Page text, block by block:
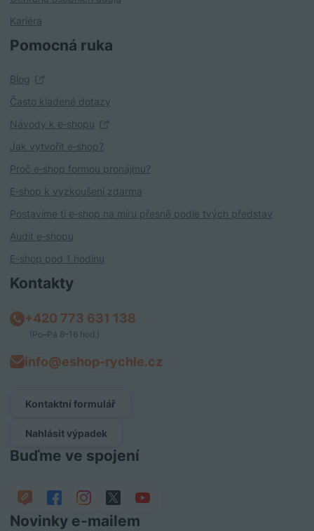
Kariéra
Pomocná ruka
Blog
Často kladené dotazy
Návody k e‑shopu
Jak vytvořit e‑shop?
Proč e‑shop formou pronájmu?
E‑shop k vyzkoušení zdarma
Postavíme ti e‑shop na míru přesně podle tvých představ
Audit e‑shopu
E-shop pod 1 hodinu
Kontakty
+420 773 631 138
(Po–Pá 8–16 hod.)
info@eshop-rychle.cz
Kontaktní formulář
Nahlásit výpadek
Buďme ve spojení
Novinky e‑mailem